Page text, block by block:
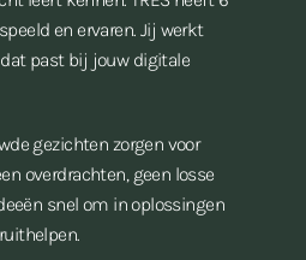
en ervaren. Jij werkt
past bij jouw digitale
gezichten zorgen voor
overdrachten, geen losse
snel om in oplossingen